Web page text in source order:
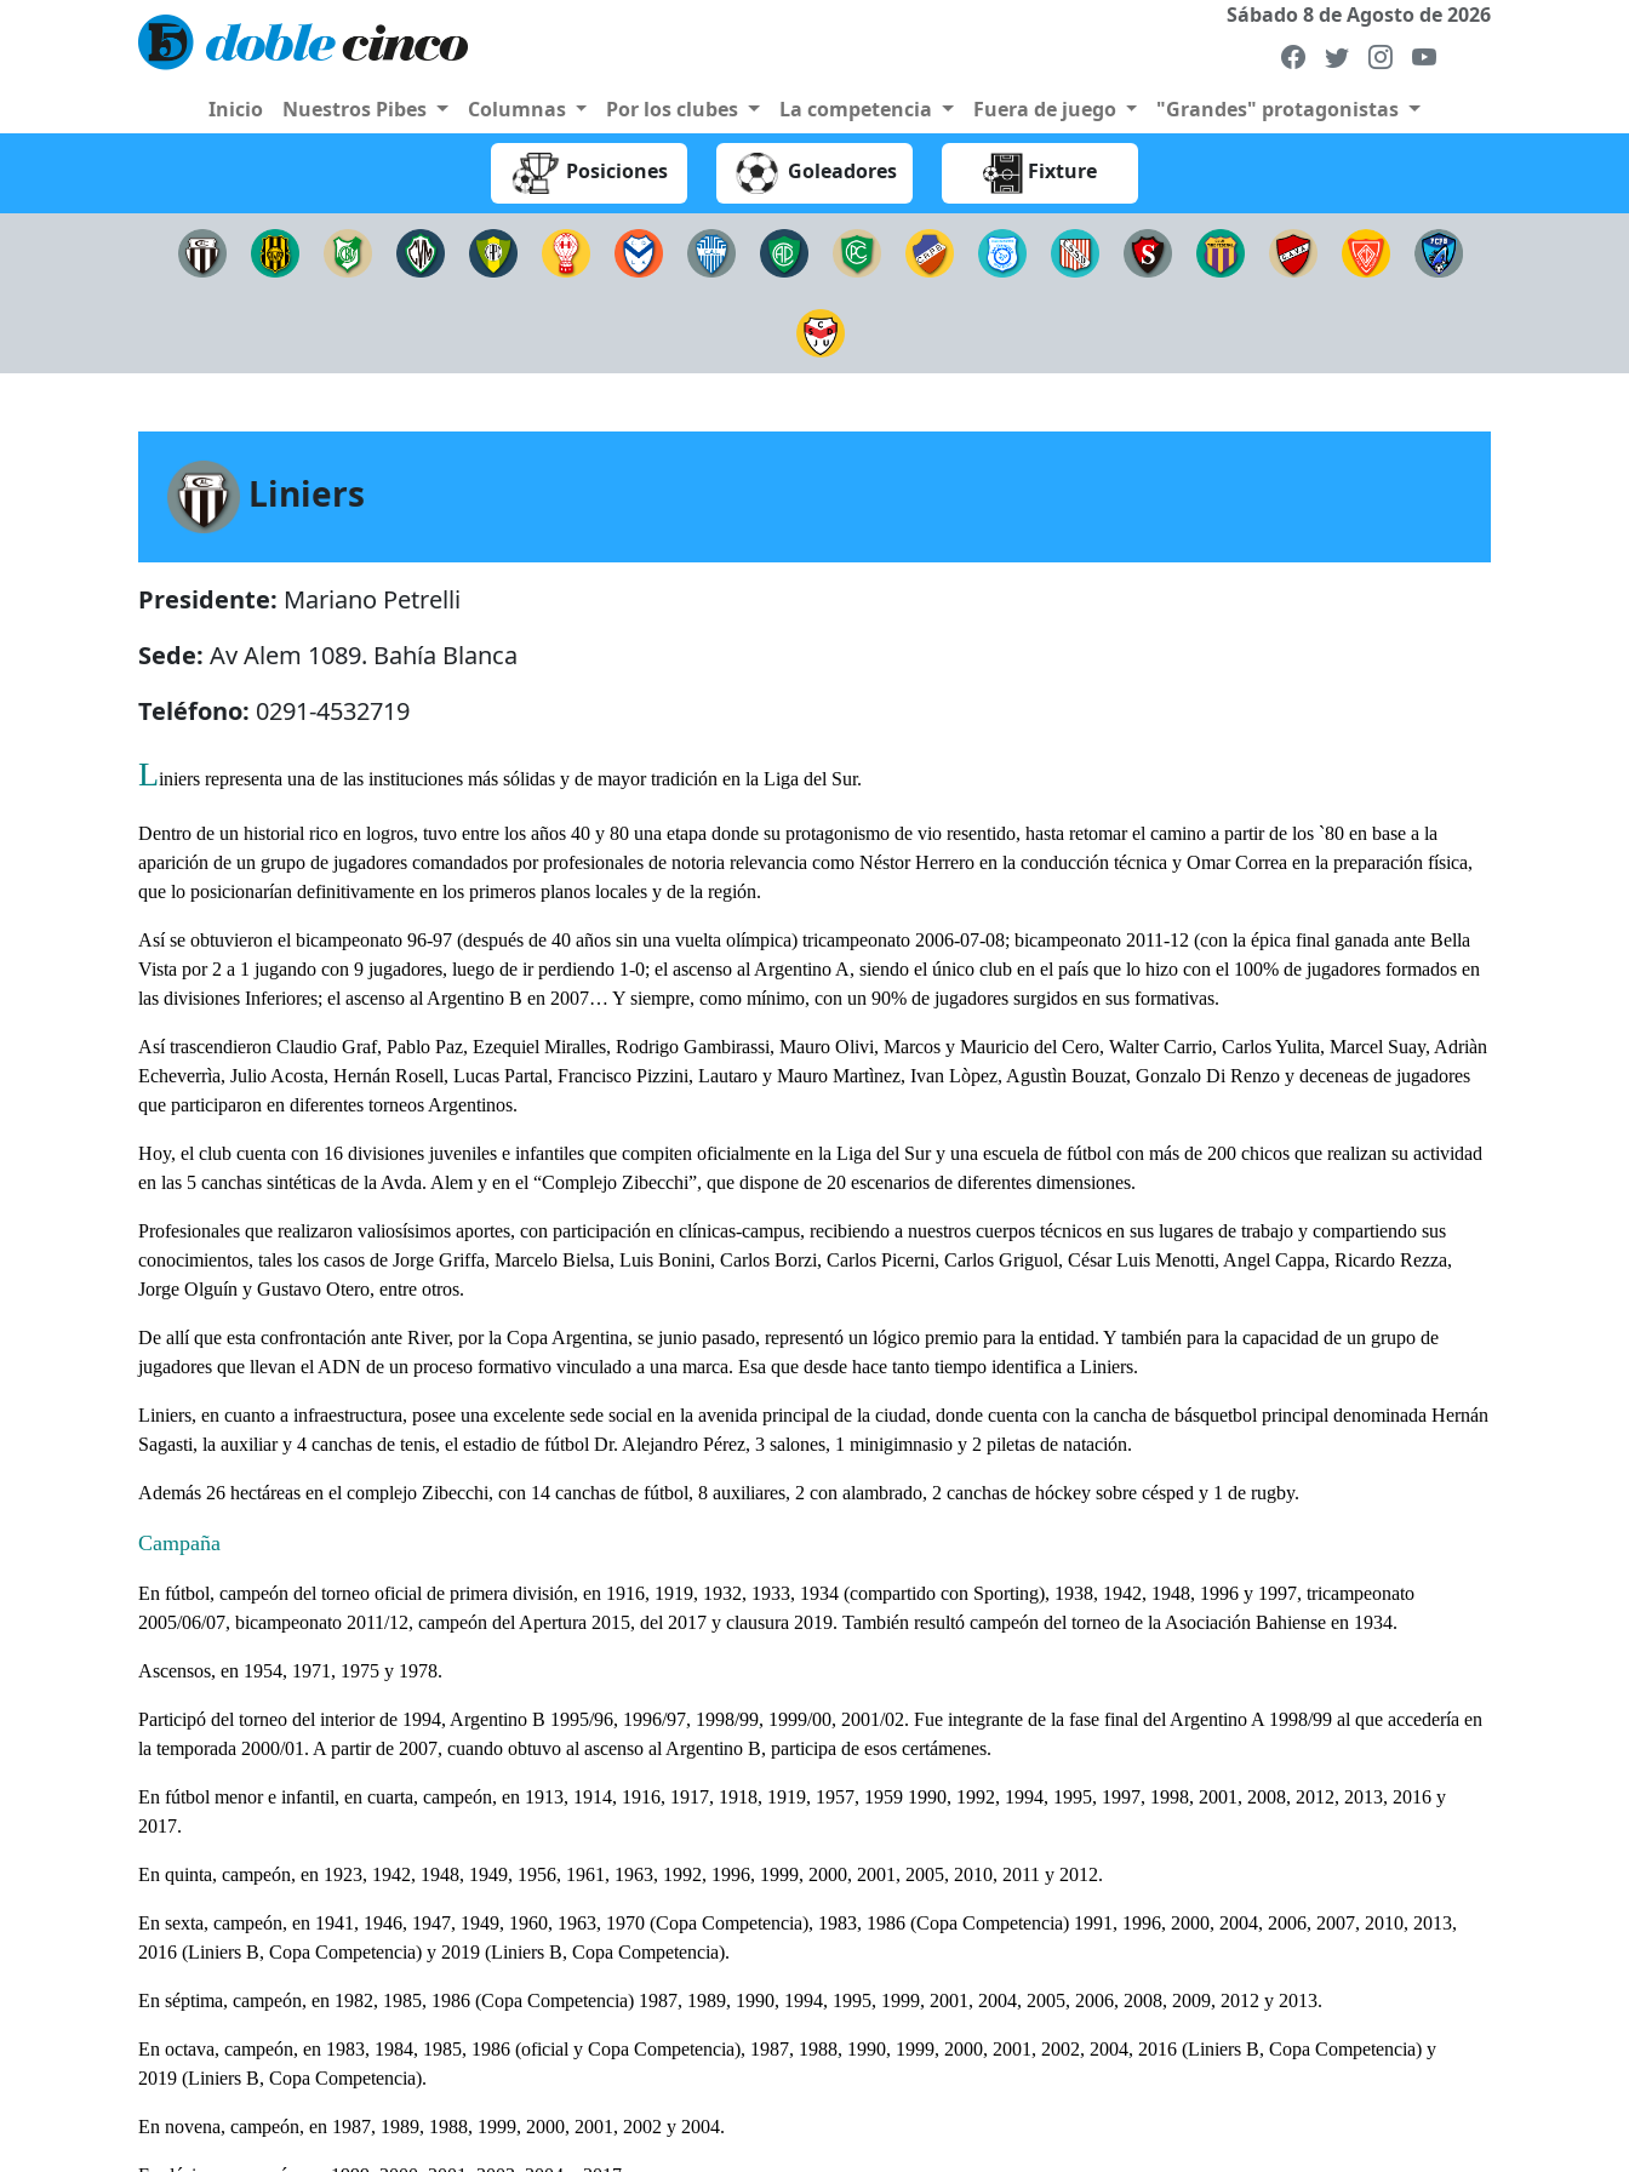
Sábado 8 de Agosto de 2026
Inicio Nuestros Pibes Columnas Por los clubes La competencia Fuera de juego "Grandes" protagonistas
Posiciones Goleadores Fixture
Liniers
Presidente: Mariano Petrelli
Sede: Av Alem 1089. Bahí­a Blanca
Teléfono: 0291-4532719
Liniers representa una de las instituciones más sólidas y de mayor tradición en la Liga del Sur.
Dentro de un historial rico en logros, tuvo entre los años 40 y 80 una etapa donde su protagonismo de vio resentido, hasta retomar el camino a partir de los `80 en base a la
aparición de un grupo de jugadores comandados por profesionales de notoria relevancia como Néstor Herrero en la conducción técnica y Omar Correa en la preparación física,
que lo posicionarían definitivamente en los primeros planos locales y de la región.
Así se obtuvieron el bicampeonato 96-97 (después de 40 años sin una vuelta olímpica) tricampeonato 2006-07-08; bicampeonato 2011-12 (con la épica final ganada ante Bella
Vista por 2 a 1 jugando con 9 jugadores, luego de ir perdiendo 1-0; el ascenso al Argentino A, siendo el único club en el país que lo hizo con el 100% de jugadores formados en
las divisiones Inferiores; el ascenso al Argentino B en 2007… Y siempre, como mínimo, con un 90% de jugadores surgidos en sus formativas.
Así trascendieron Claudio Graf, Pablo Paz, Ezequiel Miralles, Rodrigo Gambirassi, Mauro Olivi, Marcos y Mauricio del Cero, Walter Carrio, Carlos Yulita, Marcel Suay, Adriàn
Echeverrìa, Julio Acosta, Hernán Rosell, Lucas Partal, Francisco Pizzini, Lautaro y Mauro Martìnez, Ivan Lòpez, Agustìn Bouzat, Gonzalo Di Renzo y deceneas de jugadores
que participaron en diferentes torneos Argentinos.
Hoy, el club cuenta con 16 divisiones juveniles e infantiles que compiten oficialmente en la Liga del Sur y una escuela de fútbol con más de 200 chicos que realizan su actividad
en las 5 canchas sintéticas de la Avda. Alem y en el “Complejo Zibecchi”, que dispone de 20 escenarios de diferentes dimensiones.
Profesionales que realizaron valiosísimos aportes, con participación en clínicas-campus, recibiendo a nuestros cuerpos técnicos en sus lugares de trabajo y compartiendo sus
conocimientos, tales los casos de Jorge Griffa, Marcelo Bielsa, Luis Bonini, Carlos Borzi, Carlos Picerni, Carlos Griguol, César Luis Menotti, Angel Cappa, Ricardo Rezza,
Jorge Olguín y Gustavo Otero, entre otros.
De allí que esta confrontación ante River, por la Copa Argentina, se junio pasado, representó un lógico premio para la entidad. Y también para la capacidad de un grupo de
jugadores que llevan el ADN de un proceso formativo vinculado a una marca. Esa que desde hace tanto tiempo identifica a Liniers.
Liniers, en cuanto a infraestructura, posee una excelente sede social en la avenida principal de la ciudad, donde cuenta con la cancha de básquetbol principal denominada Hernán
Sagasti, la auxiliar y 4 canchas de tenis, el estadio de fútbol Dr. Alejandro Pérez, 3 salones, 1 minigimnasio y 2 piletas de natación.
Además 26 hectáreas en el complejo Zibecchi, con 14 canchas de fútbol, 8 auxiliares, 2 con alambrado, 2 canchas de hóckey sobre césped y 1 de rugby.
Campaña
En fútbol, campeón del torneo oficial de primera división, en 1916, 1919, 1932, 1933, 1934 (compartido con Sporting), 1938, 1942, 1948, 1996 y 1997, tricampeonato
2005/06/07, bicampeonato 2011/12, campeón del Apertura 2015, del 2017 y clausura 2019. También resultó campeón del torneo de la Asociación Bahiense en 1934.
Ascensos, en 1954, 1971, 1975 y 1978.
Participó del torneo del interior de 1994, Argentino B 1995/96, 1996/97, 1998/99, 1999/00, 2001/02. Fue integrante de la fase final del Argentino A 1998/99 al que accedería en
la temporada 2000/01. A partir de 2007, cuando obtuvo al ascenso al Argentino B, participa de esos certámenes.
En fútbol menor e infantil, en cuarta, campeón, en 1913, 1914, 1916, 1917, 1918, 1919, 1957, 1959 1990, 1992, 1994, 1995, 1997, 1998, 2001, 2008, 2012, 2013, 2016 y
2017.
En quinta, campeón, en 1923, 1942, 1948, 1949, 1956, 1961, 1963, 1992, 1996, 1999, 2000, 2001, 2005, 2010, 2011 y 2012.
En sexta, campeón, en 1941, 1946, 1947, 1949, 1960, 1963, 1970 (Copa Competencia), 1983, 1986 (Copa Competencia) 1991, 1996, 2000, 2004, 2006, 2007, 2010, 2013,
2016 (Liniers B, Copa Competencia) y 2019 (Liniers B, Copa Competencia).
En séptima, campeón, en 1982, 1985, 1986 (Copa Competencia) 1987, 1989, 1990, 1994, 1995, 1999, 2001, 2004, 2005, 2006, 2008, 2009, 2012 y 2013.
En octava, campeón, en 1983, 1984, 1985, 1986 (oficial y Copa Competencia), 1987, 1988, 1990, 1999, 2000, 2001, 2002, 2004, 2016 (Liniers B, Copa Competencia) y
2019 (Liniers B, Copa Competencia).
En novena, campeón, en 1987, 1989, 1988, 1999, 2000, 2001, 2002 y 2004.